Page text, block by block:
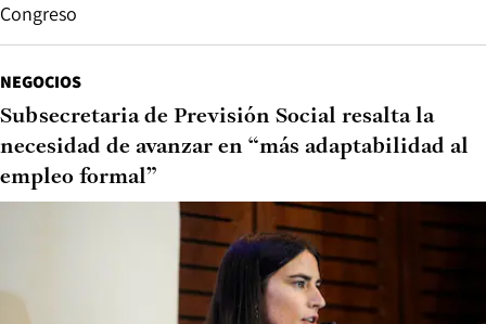
Congreso
NEGOCIOS
Subsecretaria de Previsión Social resalta la
necesidad de avanzar en “más adaptabilidad al
empleo formal”